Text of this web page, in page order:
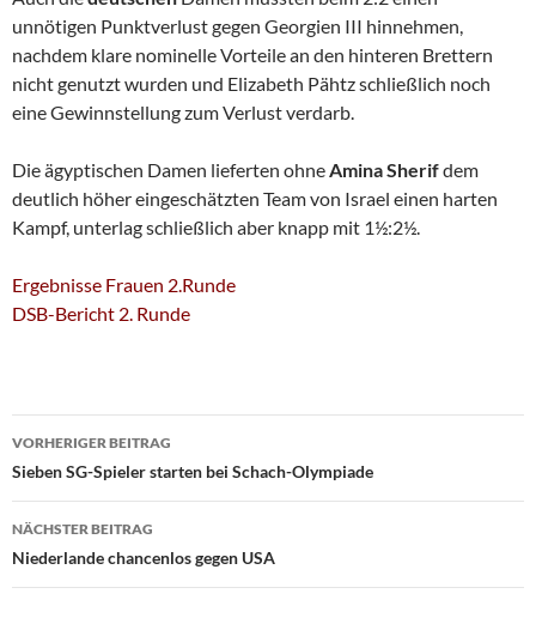
unnötigen Punktverlust gegen Georgien III hinnehmen,
nachdem klare nominelle Vorteile an den hinteren Brettern
nicht genutzt wurden und Elizabeth Pähtz schließlich noch
eine Gewinnstellung zum Verlust verdarb.
Die ägyptischen Damen lieferten ohneAmina Sherifdem
deutlich höher eingeschätzten Team von Israel einen harten
Kampf, unterlag schließlich aber knapp mit 1½:2½.
Ergebnisse Frauen 2.Runde
DSB-Bericht 2. Runde
Beitragsnavigation
VORHERIGER BEITRAG
Sieben SG-Spieler starten bei Schach-Olympiade
NÄCHSTER BEITRAG
Niederlande chancenlos gegen USA